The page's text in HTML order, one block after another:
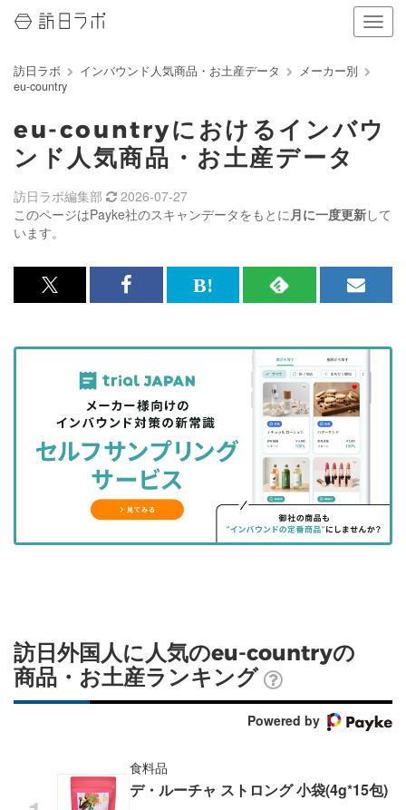
ナ
ビ
ン
切
訪日ラボ インバウンド人気商品・お土産データ
メーカー別
eu-country
eu-countryにおけるインバウ
ンド人気商品・お土産データ
このページはPayke社のスキャンデータをもとに月に一度更新して
います。
訪日ラボ編集部 2026-07-27
x<br>
記
を
シ
ェ
る
Facebook<br>
記
事
を
シ
ェ
ア
す
る
は
な
ッ
ク
マ
に
RSS
記
事
を
購
読
す
る
メ
マ
ガ
登
録
す
る
訪日外国人に人気のeu-countryの
商品・お土産ランキング
Powered by
食料品
デ・ルーチャ ストロング 小袋(4g*15包)